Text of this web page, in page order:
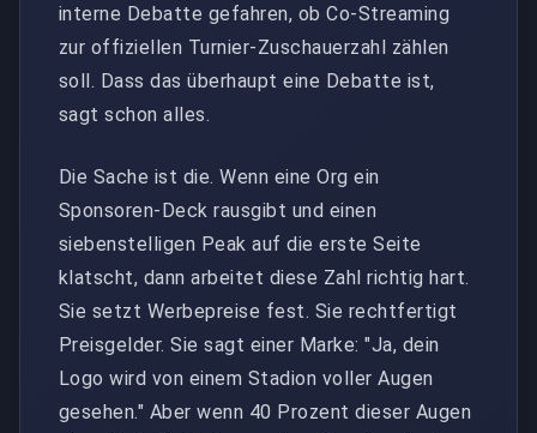
interne Debatte gefahren, ob Co-Streaming
zur offiziellen Turnier-Zuschauerzahl zählen
soll. Dass das überhaupt eine Debatte ist,
sagt schon alles.
Die Sache ist die. Wenn eine Org ein
Sponsoren-Deck rausgibt und einen
siebenstelligen Peak auf die erste Seite
klatscht, dann arbeitet diese Zahl richtig hart.
Sie setzt Werbepreise fest. Sie rechtfertigt
Preisgelder. Sie sagt einer Marke: "Ja, dein
Logo wird von einem Stadion voller Augen
gesehen." Aber wenn 40 Prozent dieser Augen